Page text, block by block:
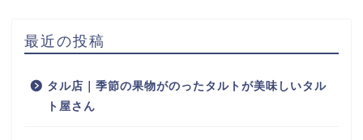
最近の投稿
タル店｜季節の果物がのったタルトが美味しいタル
ト屋さん